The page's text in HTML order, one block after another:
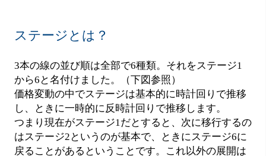
ステージとは？
3本の線の並び順は全部で6種類。それをステージ1
から6と名付けました。（下図参照）
価格変動の中でステージは基本的に時計回りで推移
し、ときに一時的に反時計回りで推移します。
つまり現在がステージ1だとすると、次に移行するの
はステージ2というのが基本で、ときにステージ6に
戻ることがあるということです。これ以外の展開は